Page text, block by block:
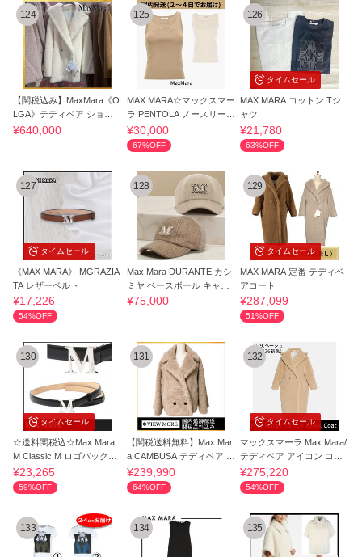
124
【関税込み】MaxMara《O
LGA》テディベア ショー
ト コート
¥640,000
125
MAX MARA☆マックスマー
ラ PENTOLA ノースリーブ
ニット 国内発送
¥30,000
67%OFF
タイムセール
126
MAX MARA コットン Tシ
ャツ
¥21,780
63%OFF
タイムセール
127
《MAX MARA》 MGRAZIA
TA レザーベルト
¥17,226
54%OFF
128
Max Mara DURANTE カシ
ミヤ ベースボール キャッ
プ 関税送料込
¥75,000
タイムセール
129
MAX MARA 定番 テディベ
アコート
¥287,099
51%OFF
タイムセール
130
☆送料関税込☆Max Mara
M Classic M ロゴバックル
レザーベルト
¥23,265
59%OFF
131
【関税送料無料】Max Mar
a CAMBUSA テディベア ア
イコン コート
¥239,990
64%OFF
タイムセール
132
マックスマーラ Max Mara/
テディベア アイコン コー
ト TEDGIRL
¥275,220
54%OFF
133 134 135